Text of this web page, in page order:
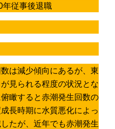
従事後退職
は減少傾向にあるが、東
見られる程度の状況とな
瞰すると赤潮発生回数の
長時期に水質悪化によっ
たが、近年でも赤潮発生